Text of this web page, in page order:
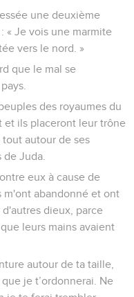
une deuxième
« Je vois une marmite
vers le nord. »
que le mal se
des royaumes du
et ils placeront leur trône
autour de ses
Juda.
eux à cause de
m'ont abandonné et ont
dieux, parce
leurs mains avaient
autour de ta taille,
je t’ordonnerai. Ne